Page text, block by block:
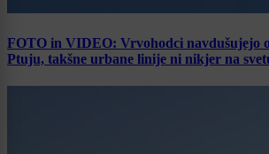
FOTO in VIDEO: Vrvohodci navdušujejo
Ptuju, takšne urbane linije ni nikjer na